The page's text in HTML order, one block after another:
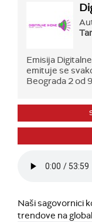
Emisija
emituje se
Beograda 2 od
Naši sagovornici
trendove na